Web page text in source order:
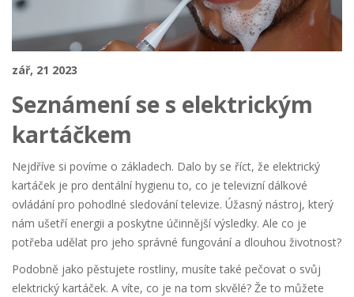
zář, 21 2023
Seznámení se s elektrickým
kartáčkem
Nejdříve si povíme o základech. Dalo by se říct, že elektrický
kartáček je pro dentální hygienu to, co je televizní dálkové
ovládání pro pohodlné sledování televize. Úžasný nástroj, který
nám ušetří energii a poskytne účinnější výsledky. Ale co je
potřeba udělat pro jeho správné fungování a dlouhou životnost?
Podobně jako pěstujete rostliny, musíte také pečovat o svůj
elektrický kartáček. A víte, co je na tom skvělé? Že to můžete